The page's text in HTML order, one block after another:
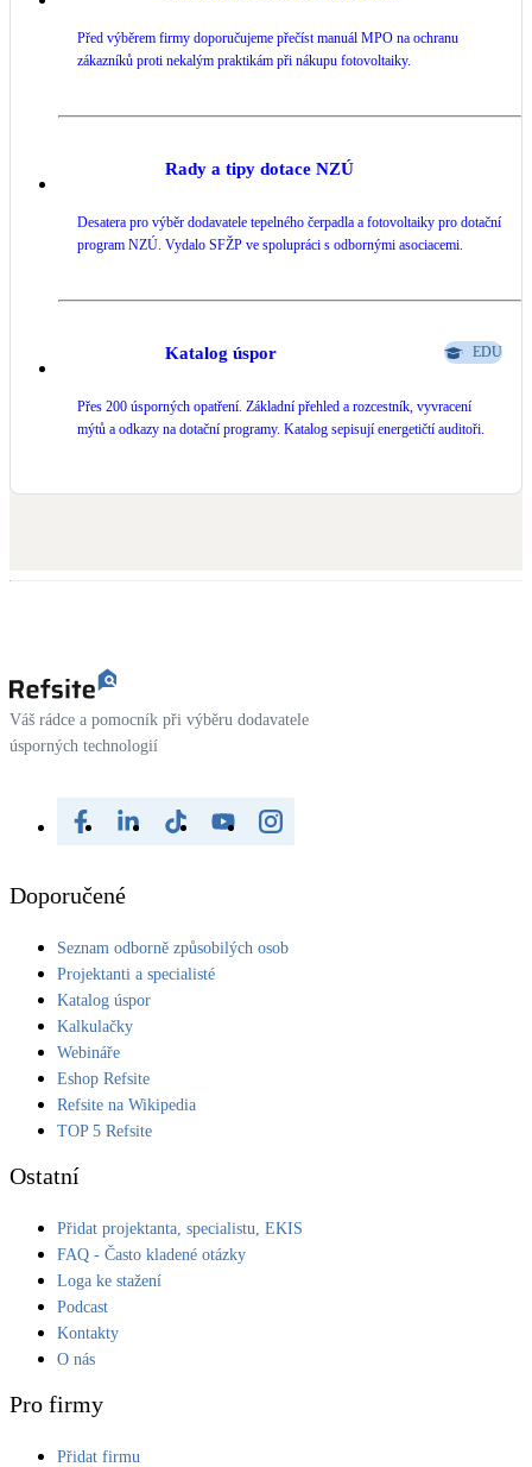
Před výběrem firmy doporučujeme přečíst manuál MPO na ochranu
zákazníků proti nekalým praktikám při nákupu fotovoltaiky.
Rady a tipy dotace NZÚ
Desatera pro výběr dodavatele tepelného čerpadla a fotovoltaiky pro dotační
program NZÚ. Vydalo SFŽP ve spolupráci s odbornými asociacemi.
Katalog úspor EDU
Přes 200 úsporných opatření. Základní přehled a rozcestník, vyvracení
mýtů a odkazy na dotační programy. Katalog sepisují energetičtí auditoři.
Váš rádce a pomocník při výběru dodavatele
úsporných technologií
Doporučené
Seznam odborně způsobilých osob
Projektanti a specialisté
Katalog úspor
Kalkulačky
Webináře
Eshop Refsite
Refsite na Wikipedia
TOP 5 Refsite
Ostatní
Přidat projektanta, specialistu, EKIS
FAQ - Často kladené otázky
Loga ke stažení
Podcast
Kontakty
O nás
Pro firmy
Přidat firmu